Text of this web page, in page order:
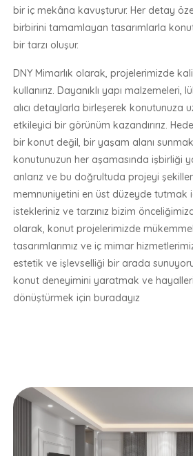
bir iç mekâna kavuşturur. Her detay
birbirini tamamlayan tasarımlarla
bir tarzı oluşur.
DNY Mimarlık olarak, projelerimizde
kullanırız. Dayanıklı yapı
alıcı detaylarla birleşerek konutunuza
etkileyici bir görünüm kazandırırız.
bir konut değil, bir yaşam alanı
konutunuzun her aşamasında işbirliği
anlarız ve bu doğrultuda projeyi
memnuniyetini en üst düzeyde tutmak
istekleriniz ve tarzınız bizim
olarak, konut projelerimizde
tasarımlarımız ve iç mimar
estetik ve işlevselliği bir arada
konut deneyimini yaratmak ve
dönüştürmek için buradayız